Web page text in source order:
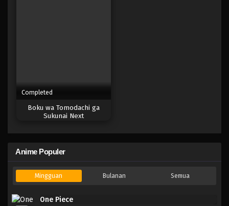
Completed
Boku wa Tomodachi ga
Sukunai Next
Anime Populer
Mingguan Bulanan Semua
One Piece